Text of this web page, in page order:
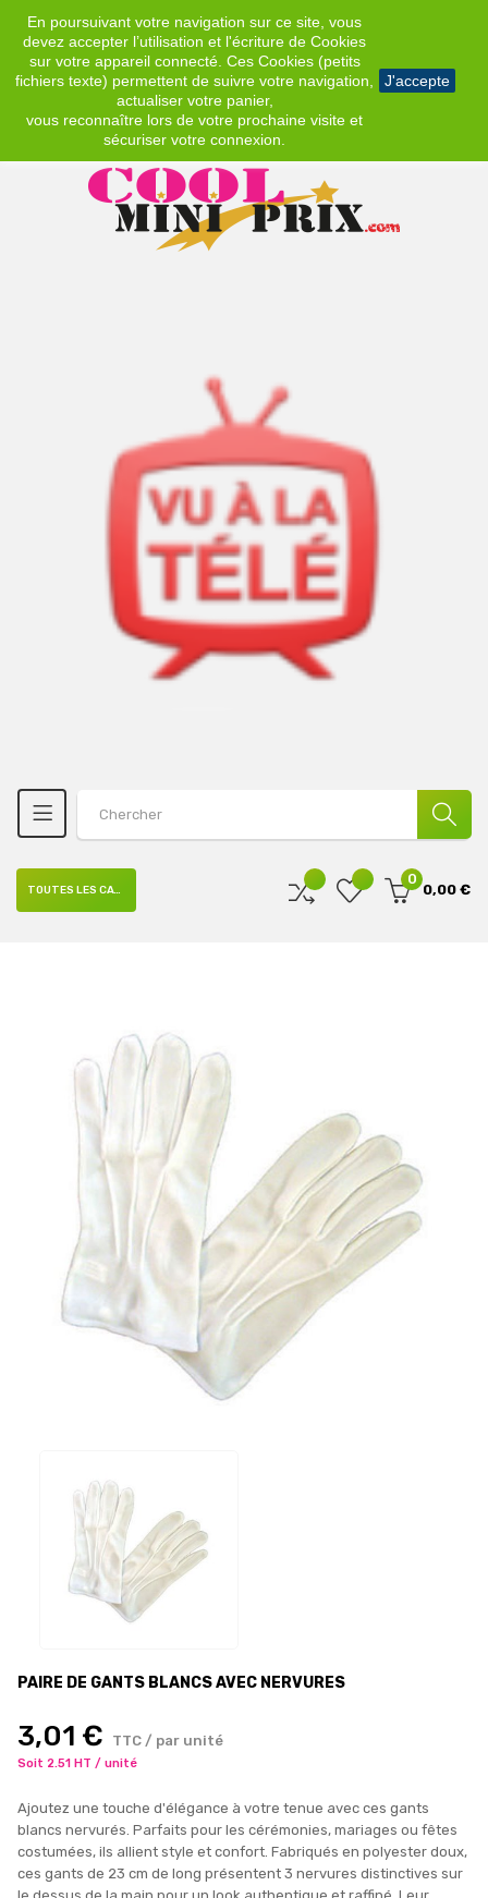
En poursuivant votre navigation sur ce site, vous
devez accepter l’utilisation et l'écriture de Cookies
sur votre appareil connecté. Ces Cookies (petits
fichiers texte) permettent de suivre votre navigation,
actualiser votre panier,
vous reconnaître lors de votre prochaine visite et
sécuriser votre connexion.
J'accepte
EUR
0
0,00 €
TOUTES LES CATÉGORIES
PAIRE DE GANTS BLANCS AVEC NERVURES
3,01 € TTC / par unité
Soit 2.51 HT / unité
Ajoutez une touche d'élégance à votre tenue avec ces gants
blancs nervurés. Parfaits pour les cérémonies, mariages ou fêtes
costumées, ils allient style et confort. Fabriqués en polyester doux,
ces gants de 23 cm de long présentent 3 nervures distinctives sur